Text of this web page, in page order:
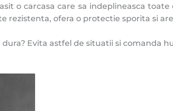
o carcasa care sa indeplineasca
rezistenta, ofera o protectie sporita si
Evita astfel de situatii si comanda